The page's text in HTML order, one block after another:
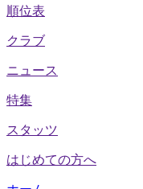
順位表
クラブ
ニュース
特集
スタッツ
はじめての方へ